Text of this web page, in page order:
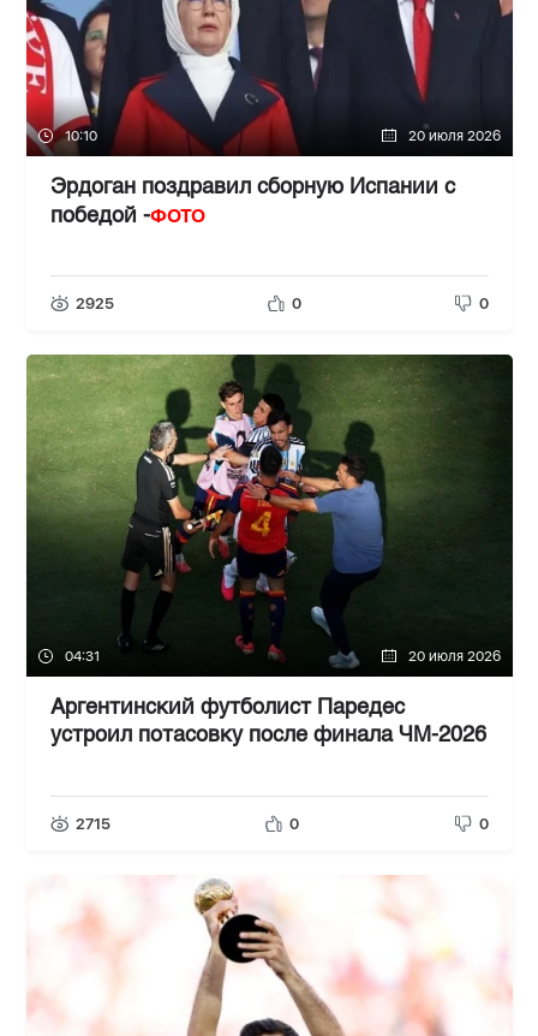
10:10 20 июля 2026
Эрдоган поздравил сборную Испании с
победой -ФОТО
2925 0 0
04:31 20 июля 2026
Аргентинский футболист Паредес
устроил потасовку после финала ЧМ-2026
2715 0 0